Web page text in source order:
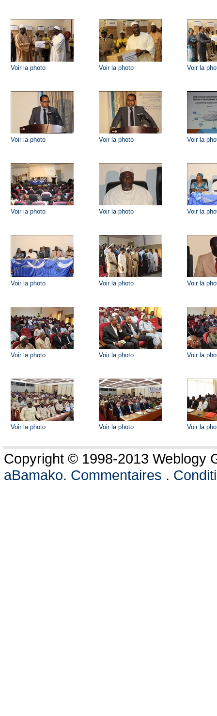
Voir la photo Voir la photo Voir la
Voir la photo Voir la photo Voir la
Voir la photo Voir la photo Voir la
Voir la photo Voir la photo Voir la
Voir la photo Voir la photo Voir la
Voir la photo Voir la photo Voir la
Copyright © 1998-2013 Weblogy
aBamako. Commentaires .